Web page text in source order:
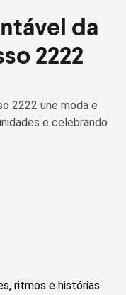
da
2222
2222 une moda e
e celebrando
ritmos e histórias.